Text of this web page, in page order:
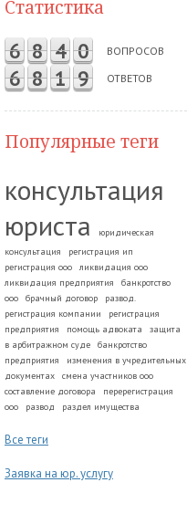
Статистика
6 8 4 0 ВОПРОСОВ
6 8 1 9 ОТВЕТОВ
Популярные теги
консультация
юриста
юридическая
консультация
регистрация ип
регистрация ооо
ликвидация ооо
ликвидация предприятия
банкротство
ооо
брачный договор
развод.
регистрация компании
регистрация
предприятия
помощь адвоката
защита
в арбитражном суде
банкротство
предприятия
изменения в учредительных
документах
смена участников ооо
составление договора
перерегистрация
ооо
развод раздел имущества
Все теги
Заявка на юр. услугу